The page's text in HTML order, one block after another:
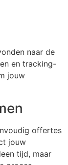
naar de
en tracking-
jouw
offertes
jouw
tijd, maar